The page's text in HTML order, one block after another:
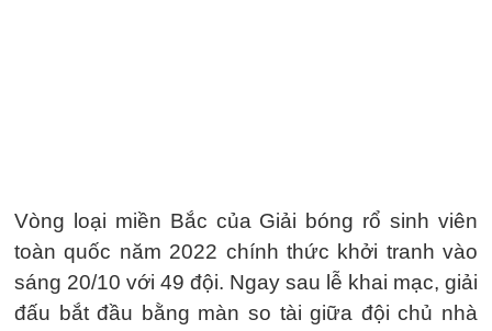
Vòng loại miền Bắc của Giải bóng rổ sinh viên
toàn quốc năm 2022 chính thức khởi tranh vào
sáng 20/10 với 49 đội. Ngay sau lễ khai mạc, giải
đấu bắt đầu bằng màn so tài giữa đội chủ nhà